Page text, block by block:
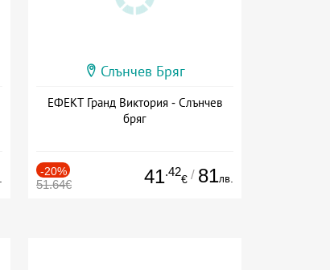
Слънчев Бряг
ЕФЕКТ Гранд Виктория - Слънчев
бряг
-20%
51.64€ 41.42
€ / 81лв.